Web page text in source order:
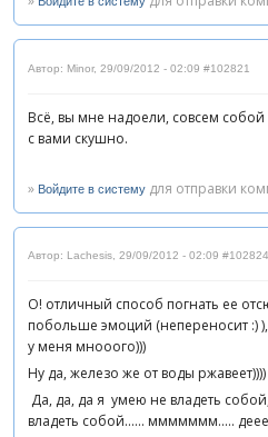
Автор: Minor, 29/09/2012 - 02:09 #102821
Всё, вы мне надоели, совсем собой
с вами скушно.
» Войдите в систему для отправки
Автор: Lachesis 29/09/2012 - 02:09 #102824
О! отличный способ погнать ее
побольше эмоций (непереносит :)
у меня мнооого)))
Ну да, железо же от воды ржавеет))))
Да, да, да я умею не владеть
владеть собой...... ммммммм.....